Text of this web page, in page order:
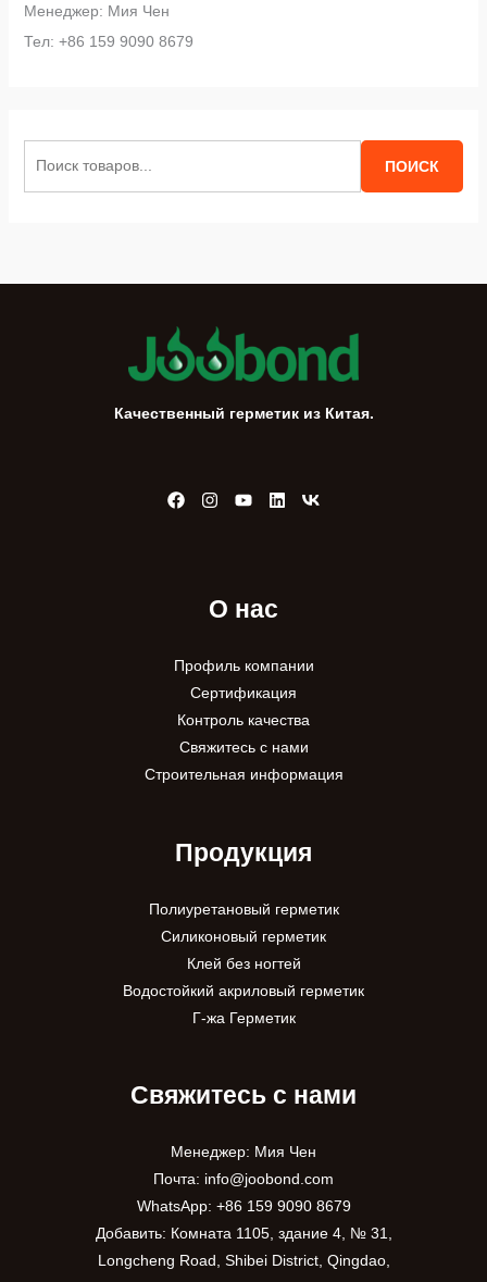
Менеджер: Мия Чен
Тел: +86 159 9090 8679
ПОИСК
Качественный герметик из Китая.
О нас
Профиль компании
Сертификация
Контроль качества
Свяжитесь с нами
Строительная информация
Продукция
Полиуретановый герметик
Силиконовый герметик
Клей без ногтей
Водостойкий акриловый герметик
Г-жа Герметик
Свяжитесь с нами
Менеджер: Мия Чен
Почта: info@joobond.com
WhatsApp: +86 159 9090 8679
Добавить: Комната 1105, здание 4, № 31,
Longcheng Road, Shibei District, Qingdao,